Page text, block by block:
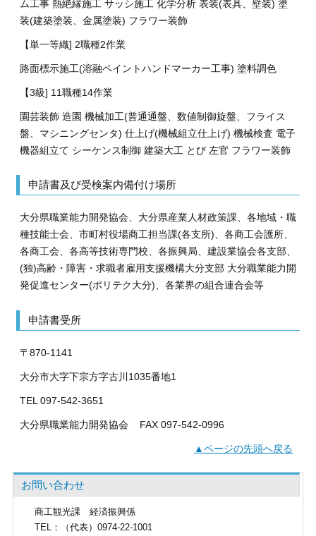
ム工事 熱絶縁施工 サッシ施工 化学分析 表装(表具、壁装) 塗
装(建築塗装、金属塗装) フラワー装飾
【単一等織] 2職種2作業
路面標示施工(溶融ペイントハンドマーカー工事) 塗料調色
【3級] 11職種14作業
園芸装飾 造園 機械加工(普通通盤、数値制御旋盤、フライス
盤、マシニングセンタ) 仕上げ(機械組立仕上げ) 機械検査 電子
機器組立て シーケンス制御 建築大工 とび 左官 フラワー装飾
申請書及び受検案内備付け場所
大分県職業能力開発協会、大分県産業人材政策課、各地域・職
種技能士会、市町村役場商工担当課(各支所)、各商工会護所、
各商工会、各高等技術専門校、各振興局、建設業協会各支部、
(独)高齢・障害・求職者雇用支援機構大分支部 大分職業能力開
発促進センター(ポリテク大分)、各業界の組合連合会等
申請書受所
〒870-1141
大分市大字下宗方字古川1035番地1
TEL 097-542-3651
大分県職業能力開発協会 FAX 097-542-0996
▲ページの先頭へ戻る
お問い合わせ
商工観光課
経済振興係
TEL ：（代表）0974-22-1001